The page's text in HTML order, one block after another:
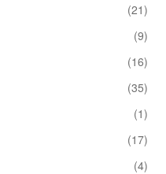
(21)
(9)
(16)
(35)
(1)
(17)
(4)